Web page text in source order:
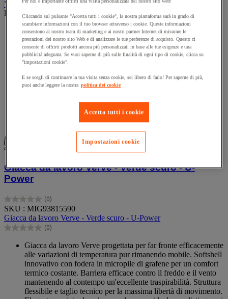
Vedi le 7 opzioni
Prodotto temporaneamente non disponibile, tornerà presto.
Giacca da lavoro Verve - Verde scuro - U-
Power
(0)
0.0
su
5
stelle.
SKU : MIG93815590
Giacca da lavoro Verve - Verde scuro - U-Power
(0)
0.0
Giacca da lavoro Verve progettata per far fronte efficacemente
alle variazioni di temperatura pur rimanendo mobile. Softshell
innovativo con fodera in micropile di grafene per un comfort
termico costante. Barriera efficace contro il freddo e il vento
mantenendo al contempo un'eccellente traspirabilità. Struttura
flessibile e taglio tecnico per la massima libertà di movimento.
Cliccando sul pulsante "Accetta tutti i cookie", la nostra piattaforma sarà in grado di
scambiare informazioni con il tuo browser attraverso i cookie. Queste informazioni
consentono al nostro team di marketing e ai nostri partner Internet di misurare le
prestazioni del nostro sito Web e di analizzare le tue preferenze di acquisto. Questo ci
consente di offrirti prodotti ancora più personalizzati in base alle tue esigenze e una
pubblicità adeguata. Se vuoi saperne di più sulle finalità di ogni tipo di cookie, clicca su
"impostazioni cookie".
E se scegli di continuare la tua visita senza cookie, sei libero di farlo! Per saperne di più,
puoi anche leggere la nostra politica dei cookie
Accetta tutti i cookie
Impostazioni cookie